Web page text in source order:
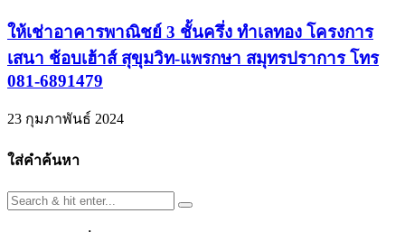
ให้เช่าอาคารพาณิชย์ 3 ชั้นครึ่ง ทำเลทอง โครงการ
เสนา ช้อบเฮ้าส์ สุขุมวิท-แพรกษา สมุทรปราการ โทร
081-6891479
23 กุมภาพันธ์ 2024
ใส่คำค้นหา